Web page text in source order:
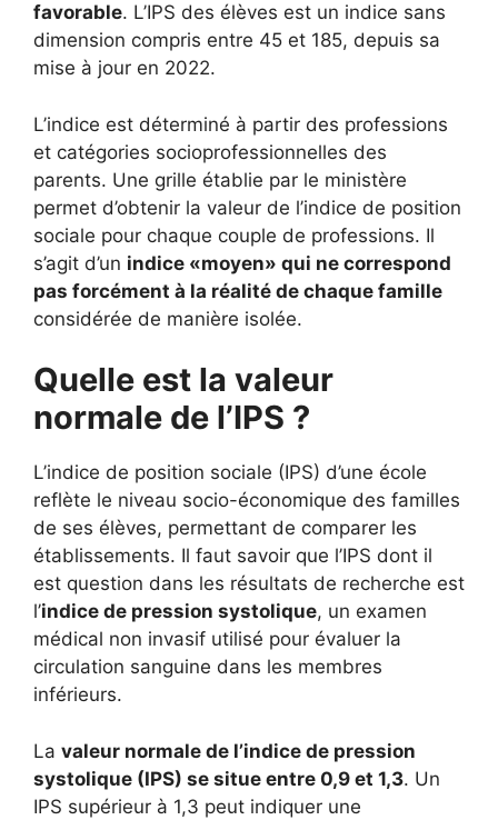
favorable. L’IPS des élèves est un indice sans
dimension compris entre 45 et 185, depuis sa
mise à jour en 2022.
L’indice est déterminé à partir des professions
et catégories socioprofessionnelles des
parents. Une grille établie par le ministère
permet d’obtenir la valeur de l’indice de position
sociale pour chaque couple de professions. Il
s’agit d’un indice «moyen» qui ne correspond
pas forcément à la réalité de chaque famille
considérée de manière isolée.
Quelle est la valeur
normale de l’IPS ?
L’indice de position sociale (IPS) d’une école
reflète le niveau socio-économique des familles
de ses élèves, permettant de comparer les
établissements. Il faut savoir que l’IPS dont il
est question dans les résultats de recherche est
l’indice de pression systolique, un examen
médical non invasif utilisé pour évaluer la
circulation sanguine dans les membres
inférieurs.
La valeur normale de l’indice de pression
systolique (IPS) se situe entre 0,9 et 1,3. Un
IPS supérieur à 1,3 peut indiquer une